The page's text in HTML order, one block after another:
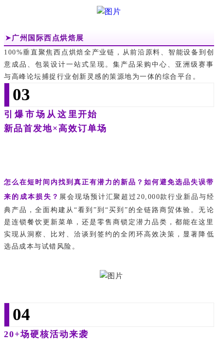
➤广州国际西点烘焙展
100%垂直聚焦西点烘焙全产业链，从前沿原料、智能设备到创
意成品、包装设计一站式呈现。集产品采购中心、亚洲级赛事
与高峰论坛捕捉行业创新灵感的策源地为一体的综合平台。
03
引爆市场从这里开始
新品首发地×高效订单场
怎么在短时间内找到真正有潜力的新品？如何避免选品失误带
来的成本损失？ 展会现场预计汇聚超过20,000款行业新品与经
典产品，全面构建从“看到”到“买到”的全链路商贸体验。无论
是连锁餐饮更新菜单，还是零售商锁定潜力品类，都能在这里
实现 从洞察、比对、洽谈到签约的全闭环高效决策 ，显著降低
选品成本与试错风险。
04
20+场硬核活动来袭